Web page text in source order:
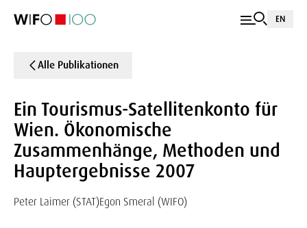
EN
Alle Publikationen
Ein Tourismus-Satellitenkonto für
Wien. Ökonomische
Zusammenhänge, Methoden und
Hauptergebnisse 2007
Peter Laimer (STAT)Egon Smeral (WIFO)